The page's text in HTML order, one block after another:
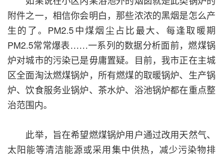
附件之一，相信你会明白，那些浓浓的黑烟是怎么产
生的了。PM2.5中煤烟尘占比最大、每逢取暖期
PM2.5常常爆表……一系列的数据分析面前，燃煤锅
炉对城市的污染已是毋庸置疑。目前，我市正在主城
区全面淘汰燃煤锅炉，所有燃煤的取暖锅炉、生产锅
炉、饮食服务业锅炉、茶水炉、浴池锅炉都在重点整
治范围内。
此举，旨在希望燃煤锅炉用户通过改用天然气、
太阳能等清洁能源或采用集中供热，减少污染物排